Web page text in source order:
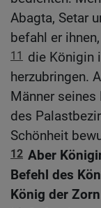
Abagta, Setar
befahl er ihnen,
11
die Königin
herzubringen.
Männer
des
Schönheit
12 Aber
Befehl des
König der